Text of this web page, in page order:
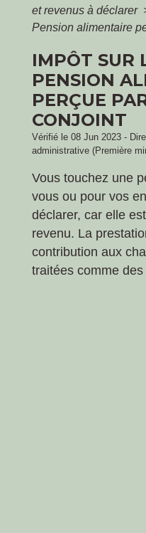
et revenus à déclarer
Pension alimentaire
IMPÔT SUR
PENSION
PERÇUE
CONJOINT
Vérifié le 08 Jun 2023 -
administrative (Première
Vous touchez une
vous ou pour vos
déclarer, car elle
revenu. La
contribution aux
traitées comme